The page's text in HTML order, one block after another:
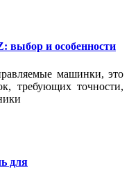
выбор и особенности
машинки, это
требующих точности,
для